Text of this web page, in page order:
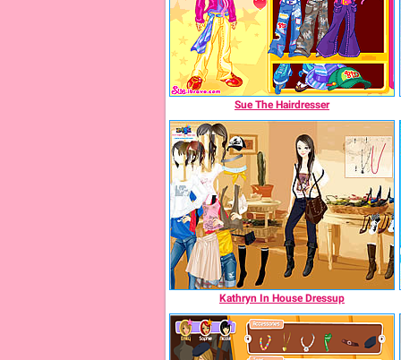
Sue The Hairdresser
Kathryn In House Dressup